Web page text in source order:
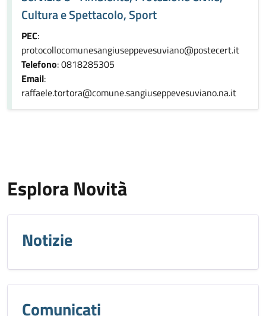
Cultura e Spettacolo, Sport
PEC:
protocollocomunesangiuseppevesuviano@postecert.it
Telefono: 0818285305
Email:
raffaele.tortora@comune.sangiuseppevesuviano.na.it
Esplora Novità
Notizie
Comunicati